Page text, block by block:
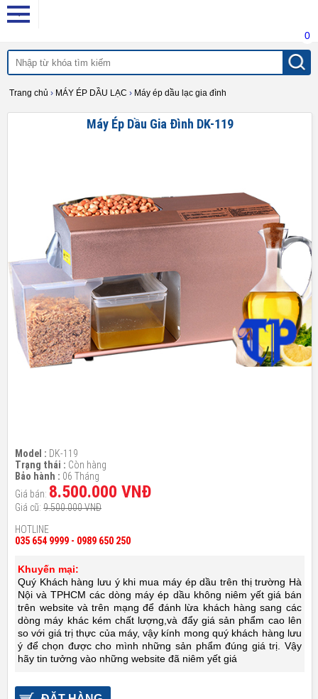
0
Trang chủ › MÁY ÉP DẦU LẠC › Máy ép dầu lạc gia đình
Máy Ép Dầu Gia Đình DK-119
Model : DK-119
Trạng thái : Còn hàng
Bảo hành : 06 Tháng
Giá bán: 8.500.000 VNĐ
Giá cũ: 9.500.000 VNĐ
HOTLINE
035 654 9999 - 0989 650 250
Khuyến mại:
Quý Khách hàng lưu ý khi mua máy ép dầu trên thị trường Hà
Nội và TPHCM các dòng máy ép dầu không niêm yết giá bán
trên website và trên mạng để đánh lừa khách hàng sang các
dòng máy khác kém chất lượng,và đẩy giá sản phẩm cao lên
so với giá trị thực của máy, vậy kính mong quý khách hàng lưu
ý để chọn được cho mình những sản phẩm đúng giá trị. Vậy
hãy tin tưởng vào những website đã niêm yết giá